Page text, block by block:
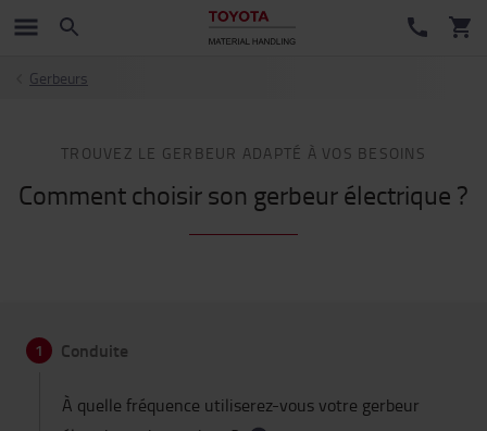
Gerbeurs
TROUVEZ LE GERBEUR ADAPTÉ À VOS BESOINS
Comment choisir son gerbeur électrique ?
1 Conduite
À quelle fréquence utiliserez-vous votre gerbeur